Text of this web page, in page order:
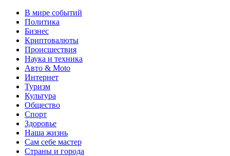
В мире событий
Политика
Бизнес
Криптовалюты
Происшествия
Наука и техника
Авто & Moto
Интернет
Туризм
Культура
Общество
Спорт
Здоровье
Наша жизнь
Сам себе мастер
Страны и города